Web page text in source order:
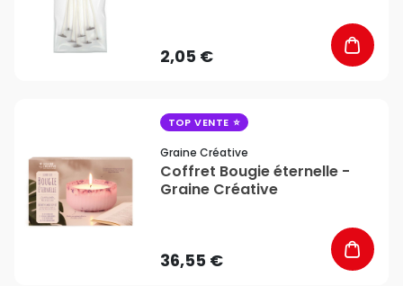
2,05 €
TOP VENTE
Graine Créative
Coffret Bougie éternelle -
Graine Créative
36,55 €